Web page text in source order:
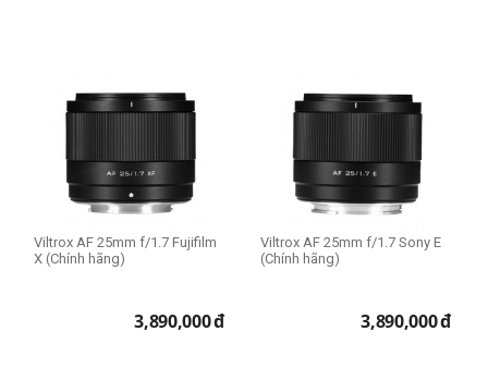
Prime Lens (Fixed Lens)
Cấp độ chuyên nghiệp
Bán chuyên
Viltrox AF 25mm f/1.7 Fujifilm
X (Chính hãng)
3,890,000đ
Viltrox AF 25mm f/1.7 Sony E
(Chính hãng)
3,890,000đ